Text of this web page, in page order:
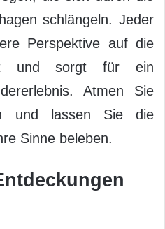
schlängeln. Jeder
Perspektive auf die
und sorgt für ein
Atmen Sie
und lassen Sie die
Sinne beleben.